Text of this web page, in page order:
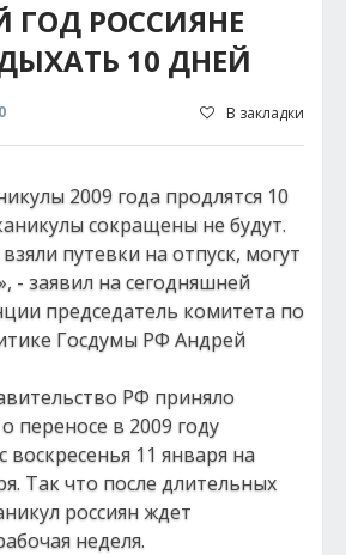
ГОД РОССИЯНЕ
10 ДНЕЙ
0 В закладки
2009 года продлятся 10
сокращены не будут.
путевки на отпуск, могут
- заявил на сегодняшней
председатель комитета по
Госдумы РФ Андрей
РФ приняло
переносе в 2009 году
воскресенья 11 января на
Так что после длительных
россиян ждет
неделя.